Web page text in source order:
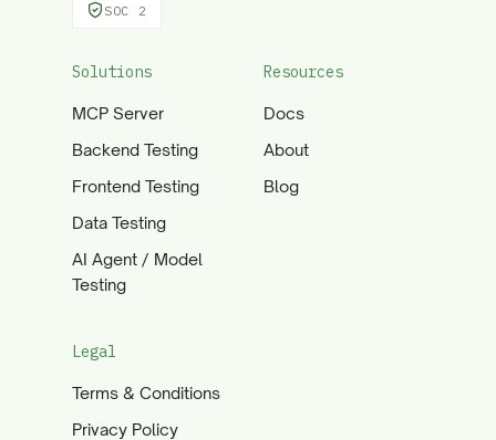
SOC 2
Solutions
MCP Server
Backend Testing
Frontend Testing
Data Testing
AI Agent / Model
Testing
Resources
Docs
About
Blog
Legal
Terms & Conditions
Privacy Policy